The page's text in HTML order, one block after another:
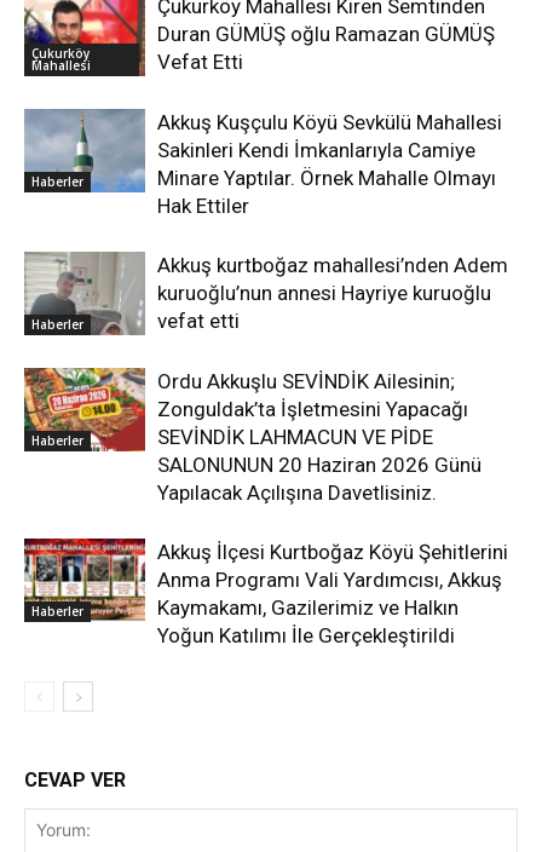
Çukurköy
Mahallesi
Çukurköy Mahallesi Kiren Semtinden
Duran GÜMÜŞ oğlu Ramazan GÜMÜŞ
Vefat Etti
Haberler
Akkuş Kuşçulu Köyü Sevkülü Mahallesi
Sakinleri Kendi İmkanlarıyla Camiye
Minare Yaptılar. Örnek Mahalle Olmayı
Hak Ettiler
Haberler
Akkuş kurtboğaz mahallesi’nden Adem
kuruoğlu’nun annesi Hayriye kuruoğlu
vefat etti
Haberler
Ordu Akkuşlu SEVİNDİK Ailesinin;
Zonguldak’ta İşletmesini Yapacağı
SEVİNDİK LAHMACUN VE PİDE
SALONUNUN 20 Haziran 2026 Günü
Yapılacak Açılışına Davetlisiniz.
Haberler
Akkuş İlçesi Kurtboğaz Köyü Şehitlerini
Anma Programı Vali Yardımcısı, Akkuş
Kaymakamı, Gazilerimiz ve Halkın
Yoğun Katılımı İle Gerçekleştirildi
CEVAP VER